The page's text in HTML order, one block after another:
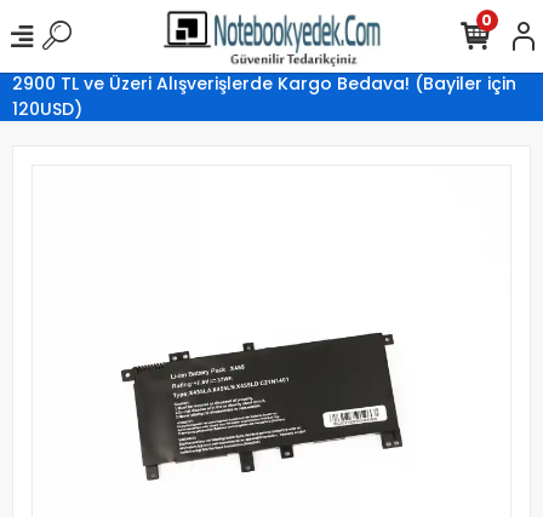
2900 TL ve Üzeri Alışverişlerde Kargo Bedava! (Bayiler için
120USD)
0